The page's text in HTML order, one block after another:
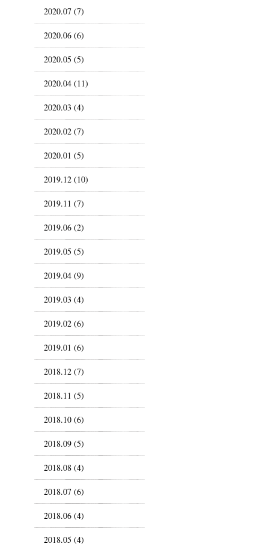
2020.07 (7)
2020.06 (6)
2020.05 (5)
2020.04 (11)
2020.03 (4)
2020.02 (7)
2020.01 (5)
2019.12 (10)
2019.11 (7)
2019.06 (2)
2019.05 (5)
2019.04 (9)
2019.03 (4)
2019.02 (6)
2019.01 (6)
2018.12 (7)
2018.11 (5)
2018.10 (6)
2018.09 (5)
2018.08 (4)
2018.07 (6)
2018.06 (4)
2018.05 (4)